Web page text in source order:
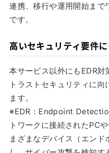
連携、移行や運用開始まで
です。
高いセキュリティ要件
本サービス以外にもEDR
トラストセキュリティに
ます。
※EDR：Endpoint
トワークに接続されたPC
まざまなデバイス（エン